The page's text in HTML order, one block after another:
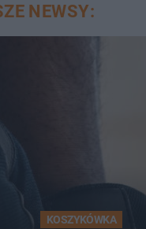
NEWSY:
KOSZYKÓWKA